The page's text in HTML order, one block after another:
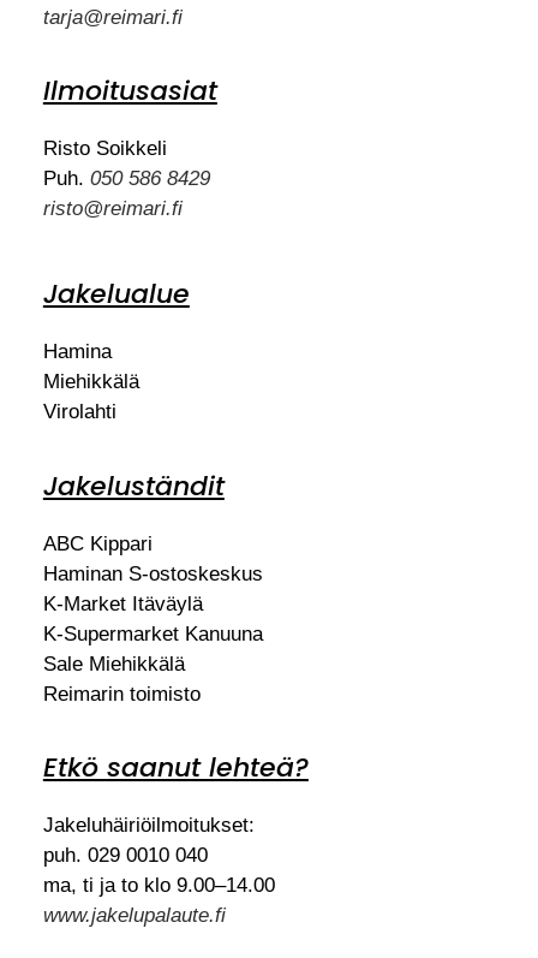
tarja@reimari.fi
Ilmoitusasiat
Risto Soikkeli
Puh. 050 586 8429
risto@reimari.fi
Jakelualue
Hamina
Miehikkälä
Virolahti
Jakeluständit
ABC Kippari
Haminan S-ostoskeskus
K-Market Itäväylä
K-Supermarket Kanuuna
Sale Miehikkälä
Reimarin toimisto
Etkö saanut lehteä?
Jakeluhäiriöilmoitukset:
puh. 029 0010 040
ma, ti ja to klo 9.00–14.00
www.jakelupalaute.fi